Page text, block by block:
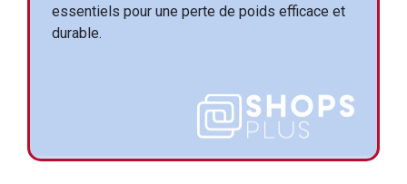
essentiels pour une perte de poids efficace et
durable.